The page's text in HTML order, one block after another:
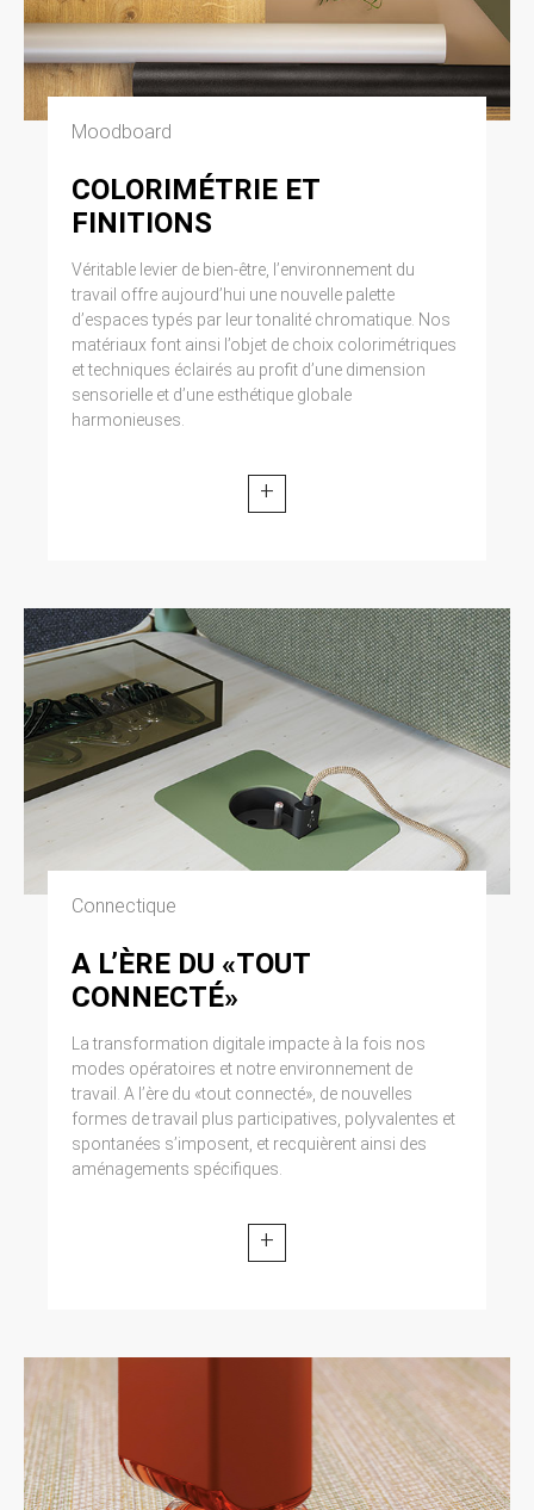
Moodboard
COLORIMÉTRIE ET
FINITIONS
Véritable levier de bien-être, l’environnement du
travail offre aujourd’hui une nouvelle palette
d’espaces typés par leur tonalité chromatique. Nos
matériaux font ainsi l’objet de choix colorimétriques
et techniques éclairés au profit d’une dimension
sensorielle et d’une esthétique globale
harmonieuses.
+
Connectique
A L’ÈRE DU «TOUT
CONNECTÉ»
La transformation digitale impacte à la fois nos
modes opératoires et notre environnement de
travail. A l’ère du «tout connecté», de nouvelles
formes de travail plus participatives, polyvalentes et
spontanées s’imposent, et recquièrent ainsi des
aménagements spécifiques.
+